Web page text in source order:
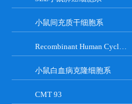
小鼠间充质干细胞系
Recombinant Human Cyclin-Dependent Kinase Inhibitor 2A
小鼠白血病克隆细胞系
CMT 93